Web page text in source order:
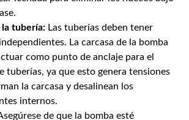
la tubería: Las tuberías deben tener
La carcasa de la bomba
como punto de anclaje para el
tuberías, ya que esto genera tensiones
la carcasa y desalinean los
internos.
de que la bomba esté